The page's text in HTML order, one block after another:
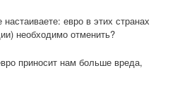
евро в этих странах
необходимо отменить?
приносит нам больше вреда,